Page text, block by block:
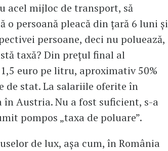
acel mijloc de transport, să
o persoană pleacă din țară 6 luni și
persoane, deci nu poluează,
taxă? Din prețul final al
euro pe litru, aproximativ 50%
de stat. La salariile oferite în
în Austria. Nu a fost suficient, s-a
pompos „taxa de poluare”.
de lux, așa cum, în România